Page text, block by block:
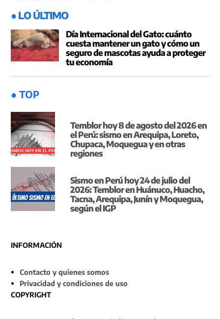
● LO ÚLTIMO
Día Internacional del Gato: cuánto
cuesta mantener un gato y cómo un
seguro de mascotas ayuda a proteger
tu economía
● TOP
Temblor hoy 8 de agosto del 2026 en
el Perú: sismo en Arequipa, Loreto,
Chupaca, Moquegua y en otras
regiones
Sismo en Perú hoy 24 de julio del
2026: Temblor en Huánuco, Huacho,
Tacna, Arequipa, Junín y Moquegua,
según el IGP
INFORMACIÓN
Contacto y quienes somos
Privacidad y condiciones de uso
COPYRIGHT